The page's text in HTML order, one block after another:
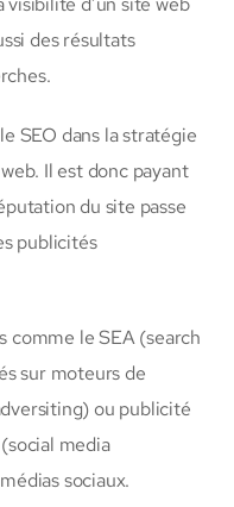
des résultats
SEO dans la stratégie
Il est donc payant
du site passe
publicités
comme le SEA (search
sur moteurs de
ou publicité
media
sociaux.